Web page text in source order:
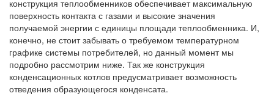
конструкция теплообменников обеспечивает максимальную
поверхность контакта с газами и высокие значения
получаемой энергии с единицы площади теплообменника. И,
конечно, не стоит забывать о требуемом температурном
графике системы потребителей, но данный момент мы
подробно рассмотрим ниже. Так же конструкция
конденсационных котлов предусматривает возможность
отведения образующегося конденсата.